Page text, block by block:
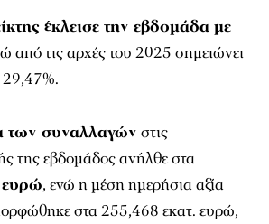
έκλεισε την εβδομάδα με
από τις αρχές του 2025 σημειώνει
29,47%.
των συναλλαγών στις
της εβδομάδος ανήλθε στα
ευρώ, ενώ η μέση ημερήσια αξία
στα 255,468 εκατ. ευρώ,